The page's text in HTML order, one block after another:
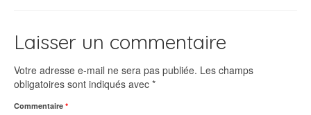
Laisser un commentaire
Votre adresse e-mail ne sera pas publiée. Les champs
obligatoires sont indiqués avec *
Commentaire *